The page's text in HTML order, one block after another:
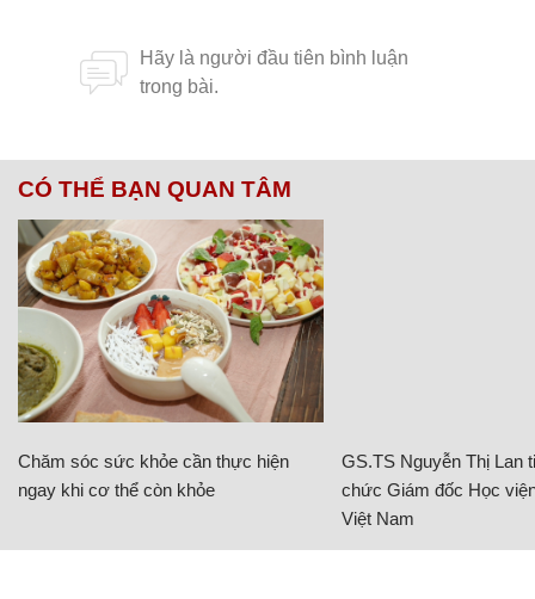
CÓ THỂ BẠN QUAN TÂM
Chăm sóc sức khỏe cần thực hiện
ngay khi cơ thể còn khỏe
GS.TS Nguyễn Thị Lan
chức Giám đốc Học
Việt Nam